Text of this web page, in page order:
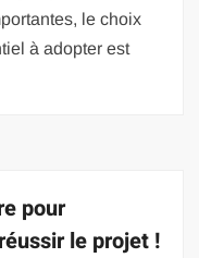
le choix
à adopter est
pour
le projet !